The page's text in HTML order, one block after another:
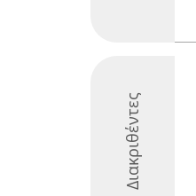
Διακριθέντες